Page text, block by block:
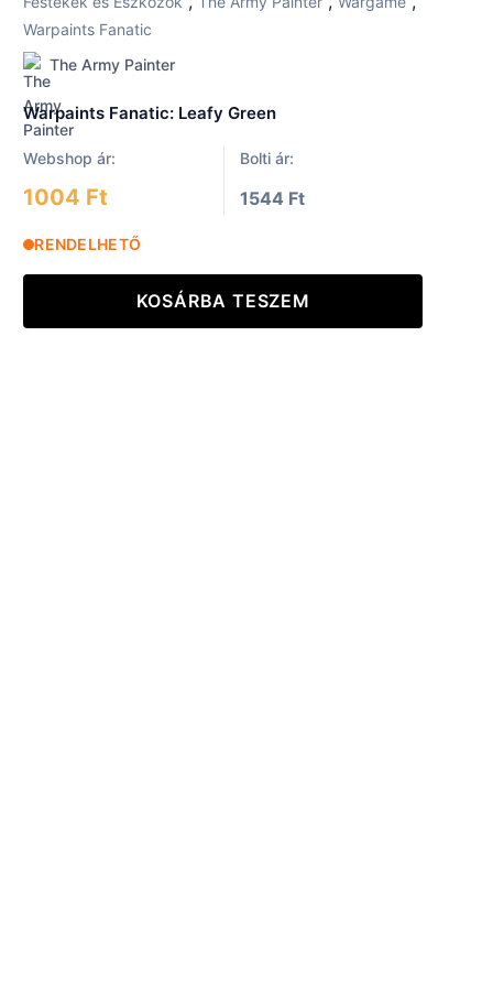
Warpaints Fanatic
The Army Painter
Warpaints Fanatic: Leafy Green
Webshop ár: Bolti ár:
1004 Ft 1544 Ft
RENDELHETŐ
KOSÁRBA TESZEM